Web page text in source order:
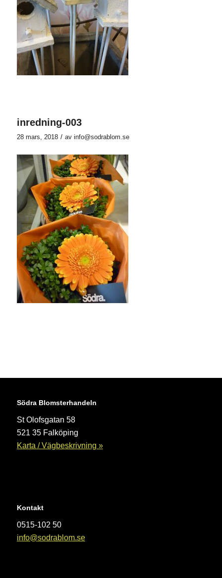
inredning-003
28 mars, 2018 / av info@sodrablom.se
Södra Blomsterhandeln
St Olofsgatan 58
521 35 Falköping
Karta / Vägbeskrivning »
Kontakt
0515-102 50
info@sodrablom.se